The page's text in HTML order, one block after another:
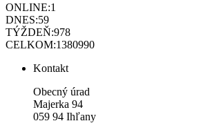
ONLINE:1
DNES:59
TÝŽDEŇ:978
CELKOM:1380990
Kontakt
Obecný úrad
Majerka 94
059 94 Ihľany